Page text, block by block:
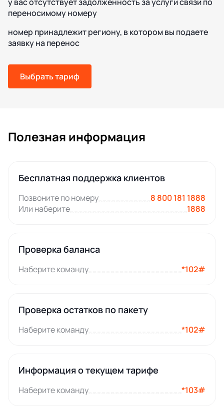
переносимому номеру
номер принадлежит региону, в котором вы подаете
заявку на перенос
Выбрать тариф
Полезная информация
Бесплатная поддержка клиентов
Позвоните по номеру
8 800 181 1888
Или наберите
1888
Проверка баланса
Наберите команду *102#
Проверка остатков по пакету
Наберите команду *102#
Информация о текущем тарифе
Наберите команду *103#